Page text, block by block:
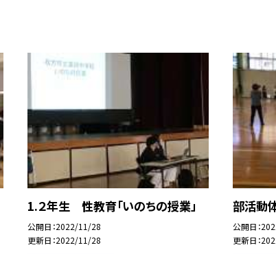
1.２年生 性教育「いのちの授業」
公開日 2022/11/28
更新日 2022/11/28
部活動
公開日
更新日